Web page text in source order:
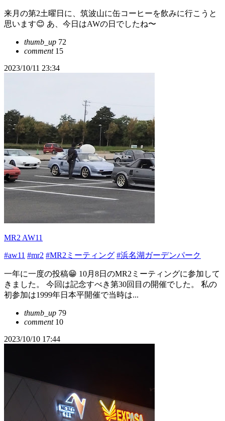
来月の第2土曜日に、筑波山に缶コーヒーを飲みに行こうと
思います😊 あ、今日はAWの日でしたね〜
thumb_up 72
comment15
2023/10/11 23:34
MR2 AW11
#aw11 #mr2 #MR2ミーティング #浜名湖ガーデンパーク
一年に一度の投稿😁 10月8日のMR2ミーティングに参加して
きました。 今回は記念すべき第30回目の開催でした。 私の
初参加は1999年日本平開催で当時は...
thumb_up 79
comment10
2023/10/10 17:44